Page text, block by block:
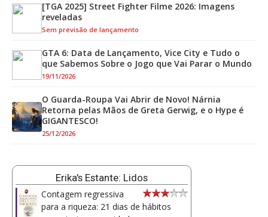
[TGA 2025] Street Fighter Filme 2026: Imagens
reveladas
Sem previsão de lançamento
GTA 6: Data de Lançamento, Vice City e Tudo o
que Sabemos Sobre o Jogo que Vai Parar o Mundo
19/11/2026
O Guarda-Roupa Vai Abrir de Novo! Nárnia
Retorna pelas Mãos de Greta Gerwig, e o Hype é
GIGANTESCO!
25/12/2026
Erika's Estante: Lidos
Contagem regressiva
para a riqueza: 21 dias de hábitos